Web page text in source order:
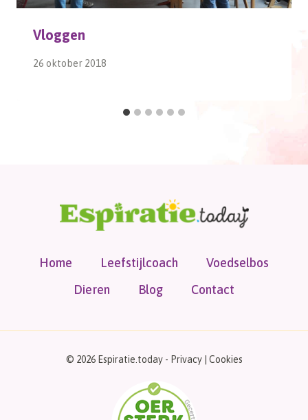
Vloggen
26 oktober 2018
Home Leefstijlcoach
Voedselbos
Dieren
Blog Contact
© 2026 Espiratie.today - Privacy| Cookies